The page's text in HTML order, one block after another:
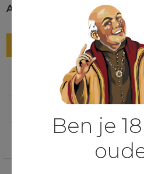
Aantal
In
Extra info over
Ben je